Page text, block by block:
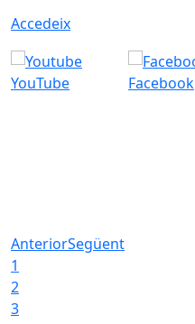
Accedeix
YouTube Facebook
AnteriorSegüent
1
2
3